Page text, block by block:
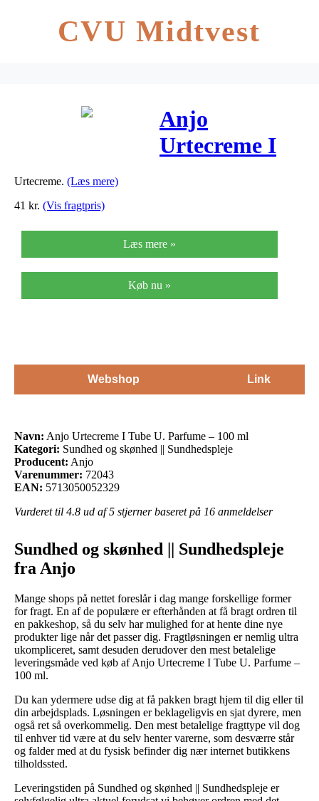
CVU Midtvest
Anjo
Urtecreme I
ml
Urtecreme. (Læs mere)
41 kr. (Vis fragtpris)
Læs mere »
Køb nu »
Webshop Link
Navn: Anjo Urtecreme I Tube U. Parfume – 100 ml
Kategori: Sundhed og skønhed || Sundhedspleje
Producent: Anjo
Varenummer: 72043
EAN: 5713050052329
Vurderet til 4.8 ud af 5 stjerner baseret på 16 anmeldelser
Sundhed og skønhed || Sundhedspleje
fra Anjo
Mange shops på nettet foreslår i dag mange forskellige former
for fragt. En af de populære er efterhånden at få bragt ordren til
en pakkeshop, så du selv har mulighed for at hente dine nye
produkter lige når det passer dig. Fragtløsningen er nemlig ultra
ukompliceret, samt desuden derudover den mest betalelige
leveringsmåde ved køb af Anjo Urtecreme I Tube U. Parfume –
100 ml.
Du kan ydermere udse dig at få pakken bragt hjem til dig eller til
din arbejdsplads. Løsningen er beklageligvis en sjat dyrere, men
også ret så overkommelig. Den mest betalelige fragttype vil dog
til enhver tid være at du selv henter varerne, som desværre står
og falder med at du fysisk befinder dig nær internet butikkens
tilholdssted.
Leveringstiden på Sundhed og skønhed || Sundhedspleje er